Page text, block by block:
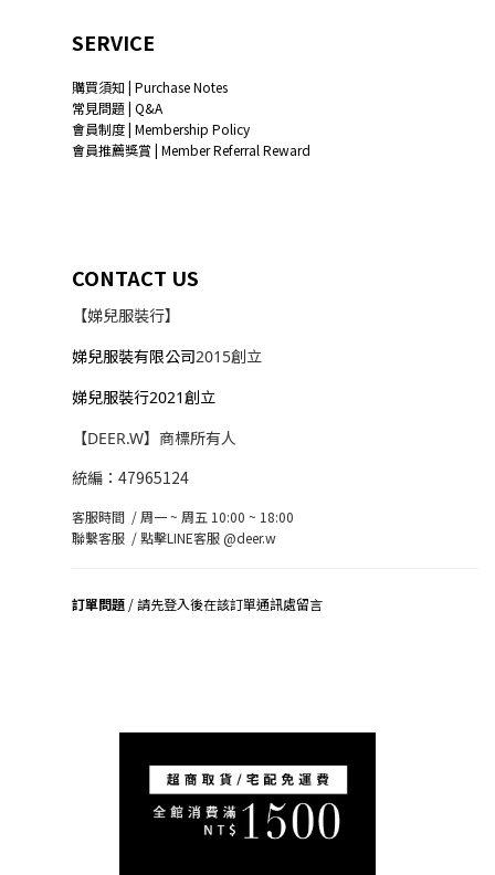
SERVICE
購買須知 | Purchase Notes
常見問題 | Q&A
會員制度 | Membership Policy
會員推薦獎賞 | Member Referral Reward
CONTACT US
【娣兒服裝行】
娣兒服裝有限公司2015創立
娣兒服裝行2021創立
【DEER.W】商標所有人
統編：47965124
客服時間 / 周一 ~ 周五 10:00 ~ 18:00
聯繫客服 /點擊LINE客服 @deer.w
訂單問題 / 請先登入後在該訂單通訊處留言